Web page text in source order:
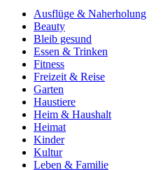
Ausflüge & Naherholung
Beauty
Bleib gesund
Essen & Trinken
Fitness
Freizeit & Reise
Garten
Haustiere
Heim & Haushalt
Heimat
Kinder
Kultur
Leben & Familie